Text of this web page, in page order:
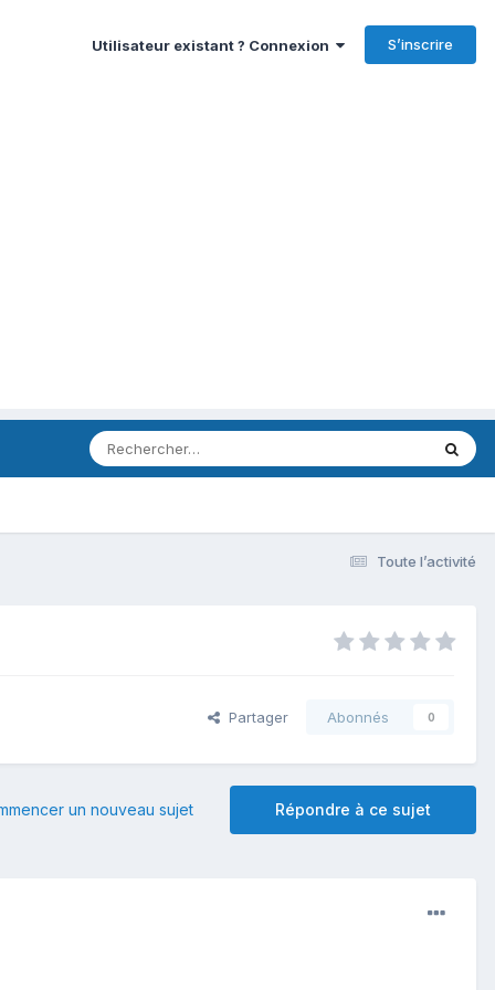
Utilisateur existant ? Connexion S’inscrire
Toute l’activité
Partager Abonnés 0
Répondre à ce sujet
un nouveau sujet